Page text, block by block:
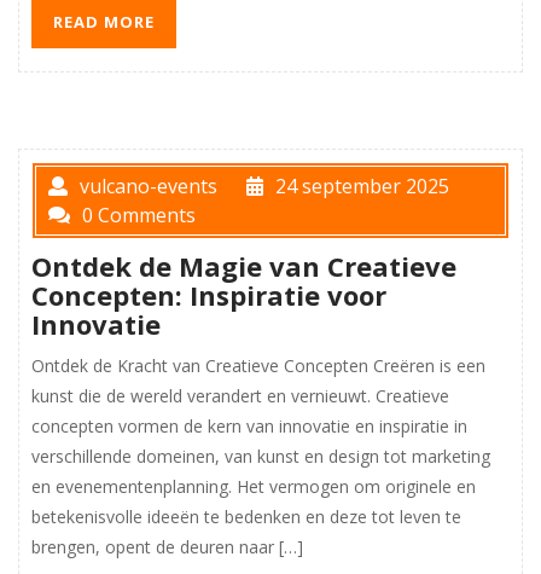
READ MORE
vulcano-events
24 september 2025
0 Comments
Ontdek de Magie van Creatieve
Concepten: Inspiratie voor
Innovatie
Ontdek de Kracht van Creatieve Concepten Creëren is een
kunst die de wereld verandert en vernieuwt. Creatieve
concepten vormen de kern van innovatie en inspiratie in
verschillende domeinen, van kunst en design tot marketing
en evenementenplanning. Het vermogen om originele en
betekenisvolle ideeën te bedenken en deze tot leven te
brengen, opent de deuren naar […]